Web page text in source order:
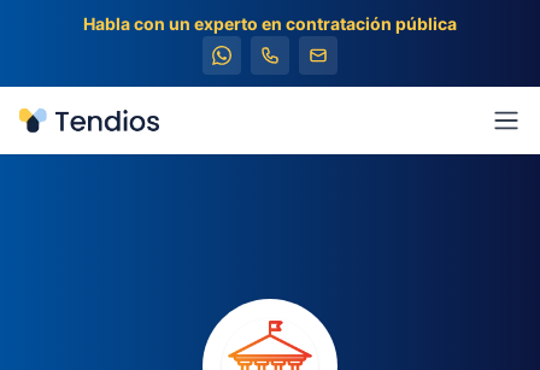
Habla con un experto en contratación pública
Tendios